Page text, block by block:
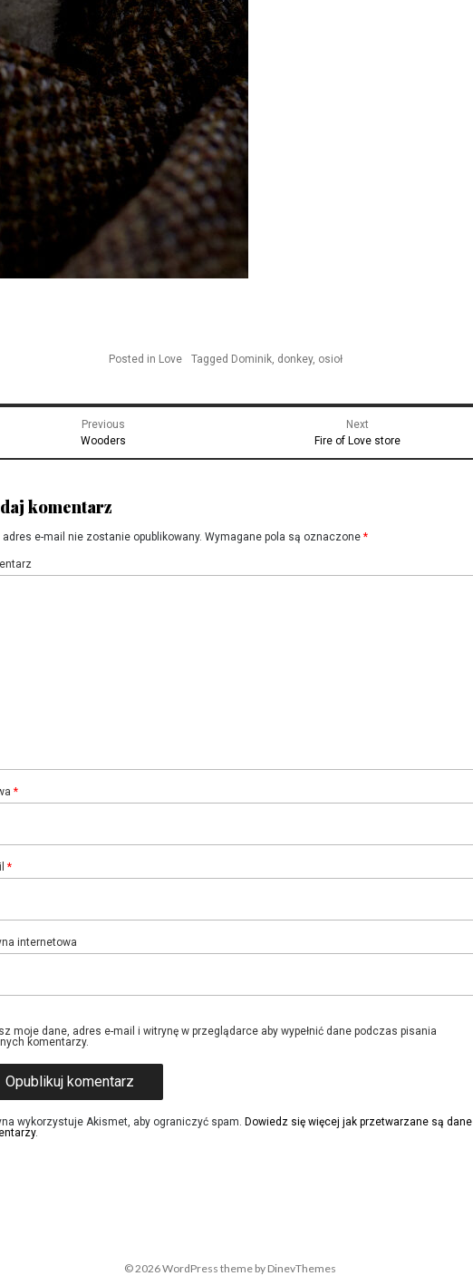
Posted in Love Tagged Dominik, donkey, osioł
Previous
Previous
post:
Wooders
Next
Next
post:
Fire of Love store
komentarz
adres e-mail nie zostanie opublikowany. Wymagane pola są oznaczone *
*
*
internetowa
moje dane, adres e-mail i witrynę w przeglądarce aby wypełnić dane podczas pisania
komentarzy.
wykorzystuje Akismet, aby ograniczyć spam. Dowiedz się więcej jak przetwarzane są dane
.
© 2026WordPress theme by DinevThemes